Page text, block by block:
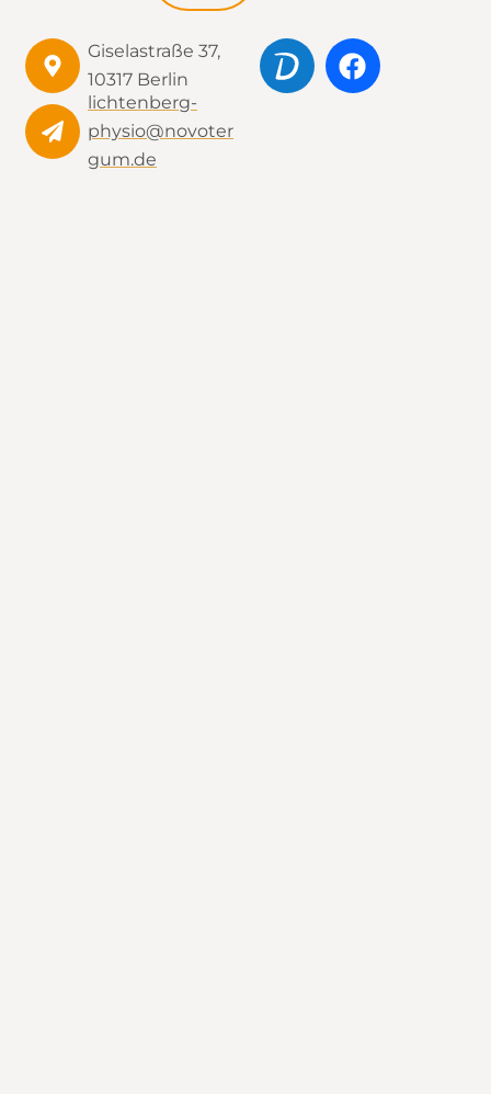
Giselastraße 37,
10317 Berlin
lichtenberg-
physio@novoter
gum.de